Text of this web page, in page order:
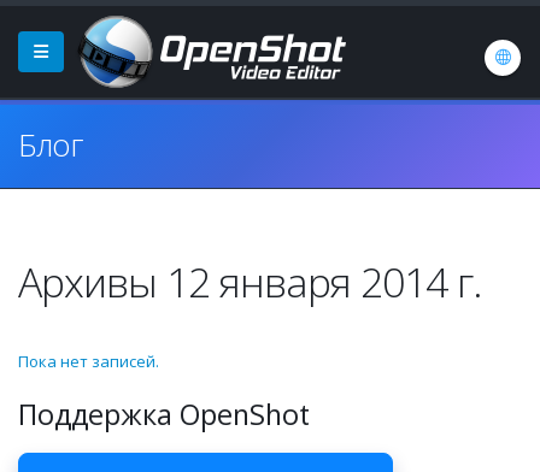
Блог
Архивы 12 января 2014 г.
Пока нет записей.
Поддержка OpenShot